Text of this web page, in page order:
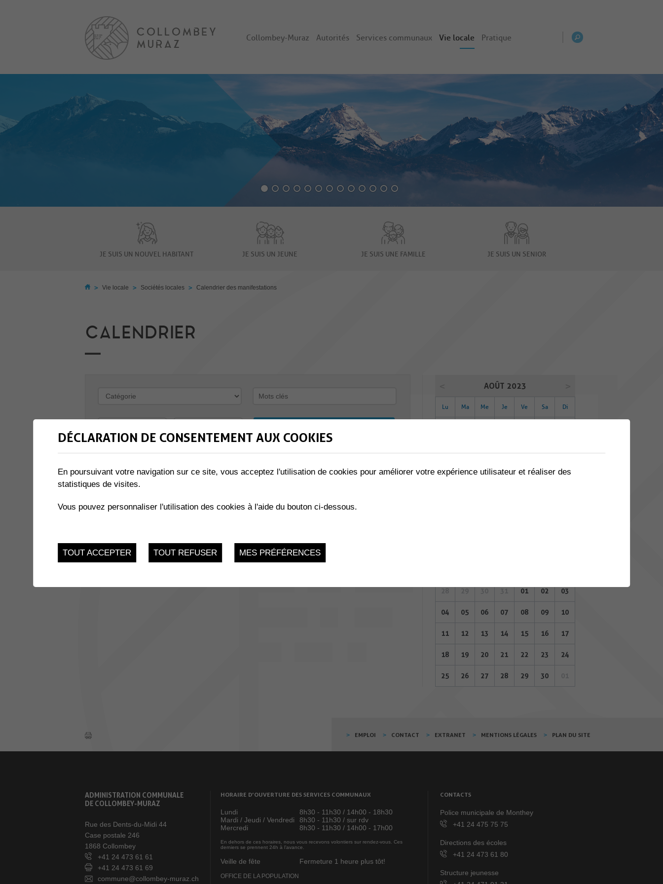
Collombey-Muraz Autorités Services communaux Vie locale Pratique
JE SUIS UN NOUVEL HABITANT JE SUIS UN JEUNE JE SUIS UNE FAMILLE JE SUIS UN SENIOR
> Vie locale > Sociétés locales > Calendrier des manifestations
CALENDRIER
13
MAR.
SÉANCE DU CONSEIL GÉNÉRAL
Muraz, Salle Multiactivités Lundi 13 Mars 2023, 19h
AOÛT 2023
Lu Ma Me Je Ve Sa Di
14 15 16 17 18 19 20
01 02 03
04 05 06 07 08 09 10
11 12 13 14 15 16 17
18 19 20 21 22 23 24
25 26 27 28 29 30
EMPLOI CONTACT EXTRANET MENTIONS LÉGALES PLAN DU SITE
ADMINISTRATION COMMUNALE
DE COLLOMBEY-MURAZ
Rue des Dents-du-Midi 44
Case postale 246
1868 Collombey
+41 24 473 61 61
+41 24 473 61 69
commune@collombey-muraz.ch
HORAIRE D’OUVERTURE DES SERVICES COMMUNAUX
Lundi
8h30 - 11h30 / 14h00 - 18h30
Mardi / Jeudi / Vendredi
8h30 - 11h30 / sur rdv
Mercredi
8h30 - 11h30 / 14h00 - 17h00
En dehors de ces horaires, nous vous recevons volontiers sur rendez-vous. Ces
derniers se prennent 24h à l’avance.
Veille de fête Fermeture 1 heure plus tôt!
OFFICE DE LA POPULATION
CONTACTS
Police municipale de Monthey
+41 24 475 75 75
Directions des écoles
+41 24 473 61 80
Structure jeunesse
DÉCLARATION DE CONSENTEMENT AUX COOKIES
En poursuivant votre navigation sur ce site, vous acceptez l'utilisation de cookies pour améliorer votre expérience utilisateur et réaliser des
statistiques de visites.
Vous pouvez personnaliser l'utilisation des cookies à l'aide du bouton ci-dessous.
TOUT ACCEPTER TOUT REFUSER MES PRÉFÉRENCES